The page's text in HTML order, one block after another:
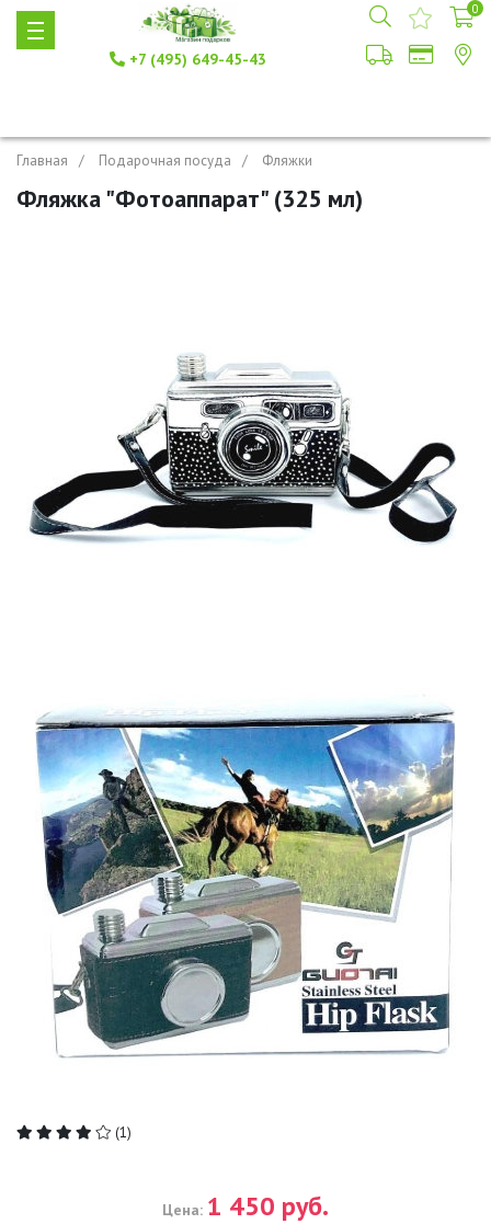
+7 (495) 649-45-43
0
Главная Подарочная посуда Фляжки
Фляжка "Фотоаппарат" (325 мл)
(1)
Цена: 1 450 руб.